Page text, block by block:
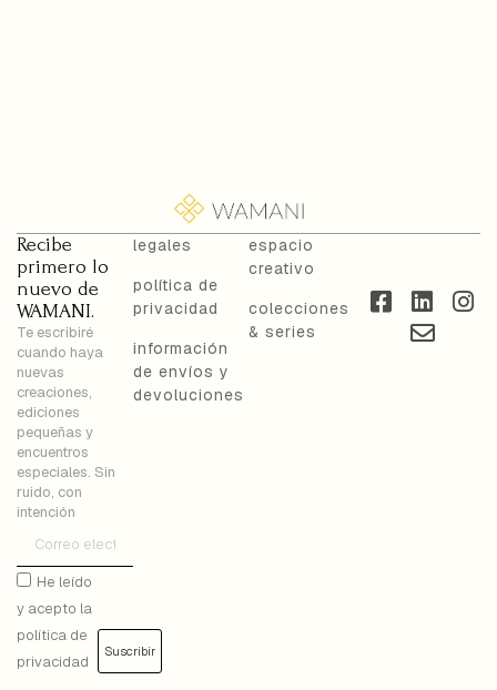
Recibe
primero lo
nuevo de
WAMANI.
Te escribiré
cuando haya
nuevas
creaciones,
ediciones
pequeñas y
encuentros
especiales. Sin
ruido, con
intención
He leído
y acepto la
política de
privacidad
Suscribir
legales
política de
privacidad
información
de envíos y
devoluciones
espacio
creativo
colecciones
& series